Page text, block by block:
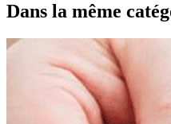
Dans la même